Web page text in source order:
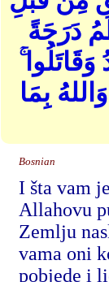
دَرَجَةً
بِمَا
Bosnian
I šta vam
Allahovu
Zemlju
vama oni
pobjede i